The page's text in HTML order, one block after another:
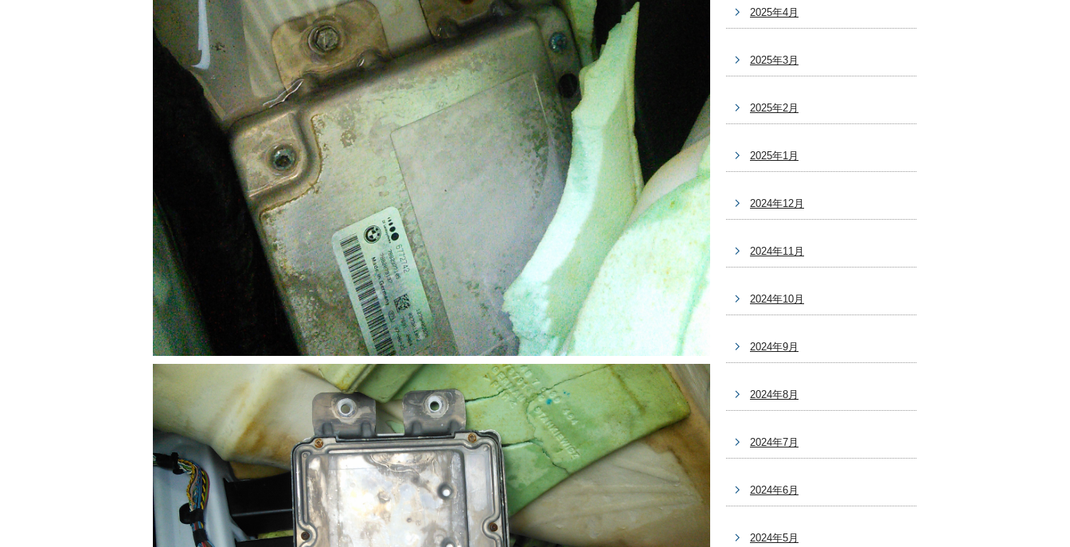
2025年4月
2025年3月
2025年2月
2025年1月
2024年12月
2024年11月
2024年10月
2024年9月
2024年8月
2024年7月
2024年6月
2024年5月